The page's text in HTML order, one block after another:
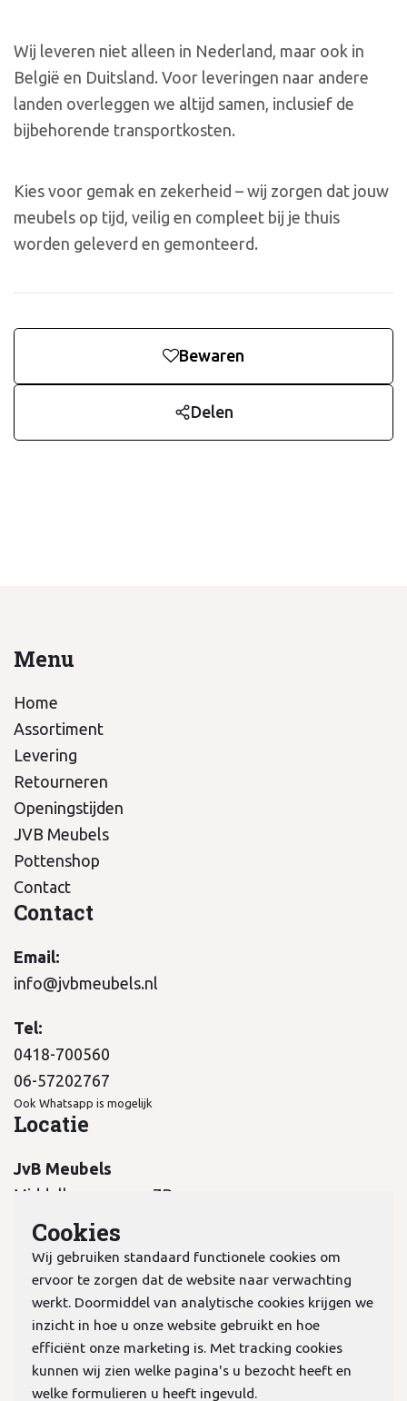
Wij leveren niet alleen in Nederland, maar ook in
België en Duitsland. Voor leveringen naar andere
landen overleggen we altijd samen, inclusief de
bijbehorende transportkosten.
Kies voor gemak en zekerheid – wij zorgen dat jouw
meubels op tijd, veilig en compleet bij je thuis
worden geleverd en gemonteerd.
Bewaren
Delen
Menu
Home
Assortiment
Levering
Retourneren
Openingstijden
JVB Meubels
Pottenshop
Contact
Contact
Email:
info@jvbmeubels.nl
Tel:
0418-700560
06-57202767
Ook Whatsapp is mogelijk
Locatie
JvB Meubels
Middelkampseweg 7B
5311 PC Gameren
KvK:70978298
Cookies
Wij gebruiken standaard functionele cookies om
ervoor te zorgen dat de website naar verwachting
werkt. Doormiddel van analytische cookies krijgen we
inzicht in hoe u onze website gebruikt en hoe
efficiënt onze marketing is. Met tracking cookies
kunnen wij zien welke pagina's u bezocht heeft en
welke formulieren u heeft ingevuld.